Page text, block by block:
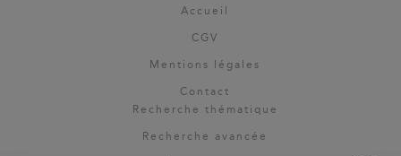
Accueil
CGV
Mentions légales
Contact
Recherche thématique
Recherche avancée